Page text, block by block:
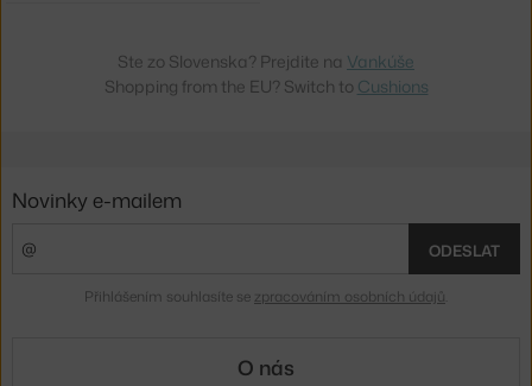
Ste zo Slovenska? Prejdite na Vankúše
Shopping from the EU? Switch to Cushions
Novinky e-mailem
ODESLAT
Přihlášením souhlasíte se zpracováním osobních údajů
O nás